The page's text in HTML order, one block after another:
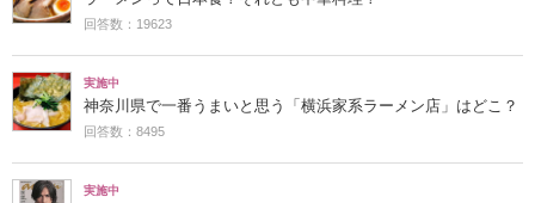
回答数：19623
実施中
神奈川県で一番うまいと思う「横浜家系ラーメン店」はどこ？
回答数：8495
実施中